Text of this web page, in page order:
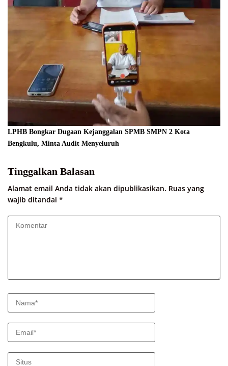
LPHB Bongkar Dugaan Kejanggalan SPMB SMPN 2 Kota
Bengkulu, Minta Audit Menyeluruh
Tinggalkan Balasan
Alamat email Anda tidak akan dipublikasikan. Ruas yang
wajib ditandai *